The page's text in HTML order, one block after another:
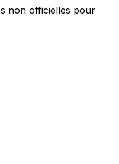
non officielles pour